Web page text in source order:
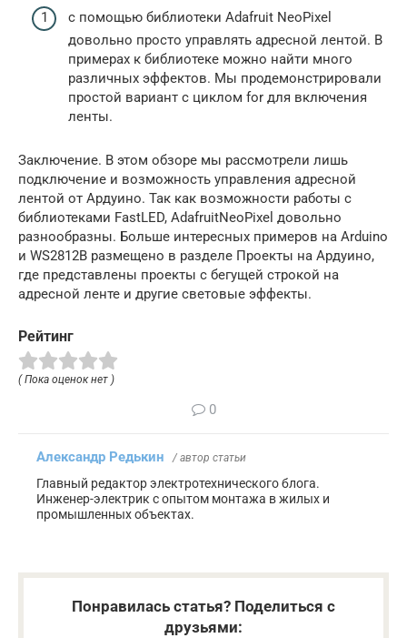
с помощью библиотеки Adafruit NeoPixel
довольно просто управлять адресной лентой. В
примерах к библиотеке можно найти много
различных эффектов. Мы продемонстрировали
простой вариант с циклом for для включения
ленты.
Заключение. В этом обзоре мы рассмотрели лишь
подключение и возможность управления адресной
лентой от Ардуино. Так как возможности работы с
библиотеками FastLED, AdafruitNeoPixel довольно
разнообразны. Больше интересных примеров на Arduino
и WS2812B размещено в разделе Проекты на Ардуино,
где представлены проекты с бегущей строкой на
адресной ленте и другие световые эффекты.
Рейтинг
( Пока оценок нет )
0
Александр Редькин / автор статьи
Главный редактор электротехнического блога.
Инженер-электрик с опытом монтажа в жилых и
промышленных объектах.
Понравилась статья? Поделиться с
друзьями: